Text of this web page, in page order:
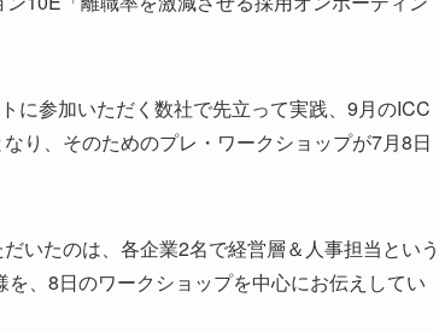
に参加いただく数社で先立って実践、9月のICC
り、そのためのプレ・ワークショップが7月8日
いたのは、各企業2名で経営層＆人事担当という
、8日のワークショップを中心にお伝えしてい